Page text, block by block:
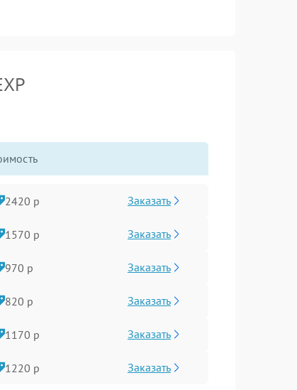
2420 р Заказать
1570 р Заказать
970 р Заказать
820 р Заказать
1170 р Заказать
1220 р Заказать